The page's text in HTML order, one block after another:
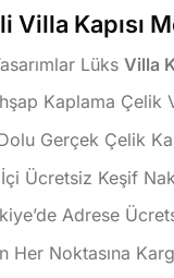
Villa Kapısı
LüksVilla
Kaplama Çelik
Gerçek Çelik
Ücretsiz Keşif
Adrese
Her Noktasına